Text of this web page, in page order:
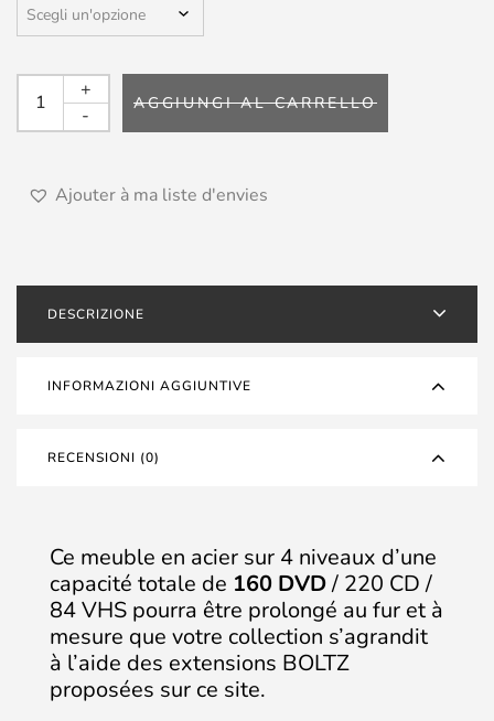
BOLTZ
quantità
-
+
AGGIUNGI AL CARRELLO
Ajouter à ma liste d'envies
DESCRIZIONE
INFORMAZIONI AGGIUNTIVE
RECENSIONI (0)
Ce meuble en acier sur 4 niveaux d’une
capacité totale de 160 DVD/ 220 CD /
84 VHS pourra être prolongé au fur et à
mesure que votre collection s’agrandit
à l’aide des extensions BOLTZ
proposées sur ce site.